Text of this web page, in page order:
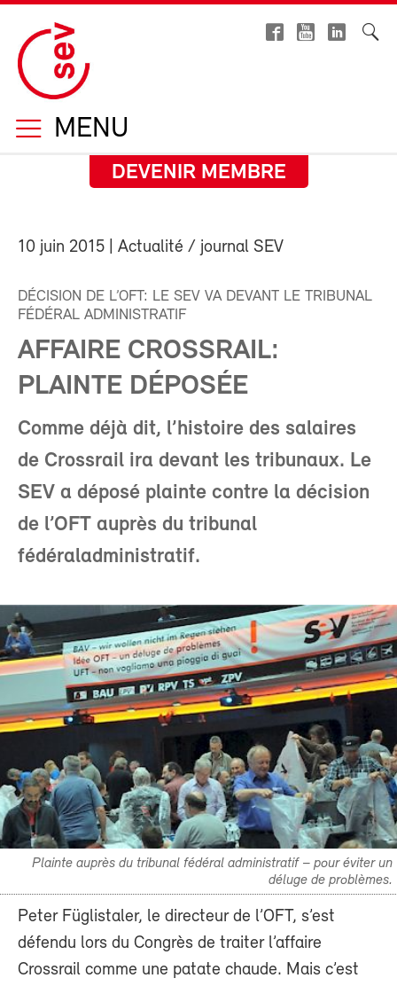
MENU
DEVENIR MEMBRE
10 juin 2015 | Actualité / journal SEV
DÉCISION DE L’OFT: LE SEV VA DEVANT LE TRIBUNAL
FÉDÉRAL ADMINISTRATIF
AFFAIRE CROSSRAIL:
PLAINTE DÉPOSÉE
Comme déjà dit, l’histoire des salaires
de Crossrail ira devant les tribunaux. Le
SEV a déposé plainte contre la décision
de l’OFT auprès du tribunal
fédéraladministratif.
Plainte auprès du tribunal fédéral administratif – pour éviter un
déluge de problèmes.
Peter Füglistaler, le directeur de l’OFT, s’est
défendu lors du Congrès de traiter l’affaire
Crossrail comme une patate chaude. Mais c’est